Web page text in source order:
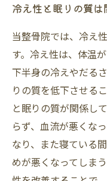
冷え性と眠りの質は
当整骨院では、冷え
す。冷え性は、体温
下半身の冷えやだる
りの質を低下させる
と眠りの質が関係し
らず、血流が悪くな
なり、また寝ている
めが悪くなってしま